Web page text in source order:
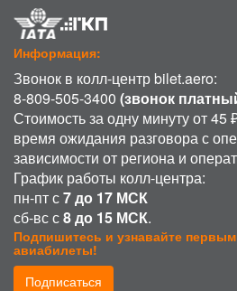
Информация:
Звонок в колл-центр bilet.aero:
8-809-505-3400 (звонок
Стоимость за одну минуту от
время ожидания разговора с
зависимости от региона и
График работы колл-центра:
пн-пт с7 до 17 МСК
сб-вс с8 до 15 МСК.
Подпишитесь и узнавайте
авиабилеты!
Подписаться